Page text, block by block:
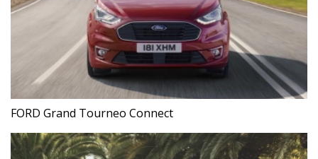
FORD Grand Tourneo Connect